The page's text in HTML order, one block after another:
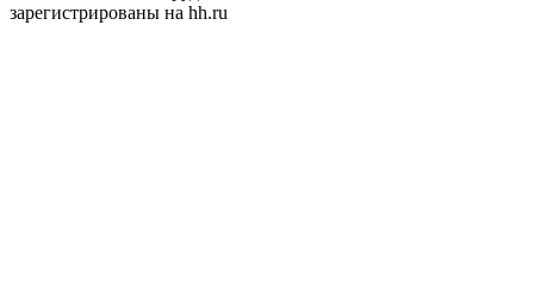
зарегистрированы на hh.ru